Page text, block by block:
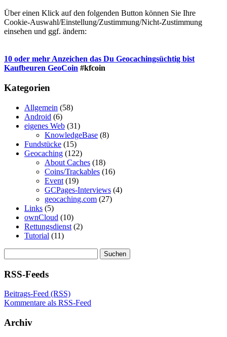
Über einen Klick auf den folgenden Button können Sie Ihre
Cookie-Auswahl/Einstellung/Zustimmung/Nicht-Zustimmung
einsehen und ggf. ändern:
10 oder mehr Anzeichen das Du Geocachingsüchtig bist
Kaufbeuren GeoCoin #kfcoin
Kategorien
Allgemein (58)
Android (6)
eigenes Web (31)
KnowledgeBase (8)
Fundstücke (15)
Geocaching (122)
About Caches (18)
Coins/Trackables (16)
Event (19)
GCPages-Interviews (4)
geocaching.com (27)
Links (5)
ownCloud (10)
Rettungsdienst (2)
Tutorial (11)
nach:
RSS-Feeds
Beitrags-Feed (RSS)
Kommentare als RSS-Feed
Archiv